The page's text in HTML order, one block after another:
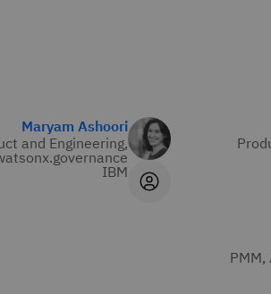
Maryam Ashoori
and Engineering,
IBM